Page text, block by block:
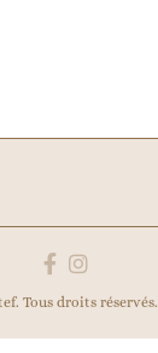
Tous droits réservés.